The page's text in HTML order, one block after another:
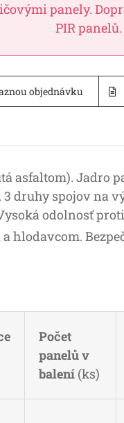
panely.
PIR panelů.
objednávku
asfaltom). Jadro
druhy spojov na
odolnosť proti
hlodavcom.
Počet
panelů v
balení (ks)